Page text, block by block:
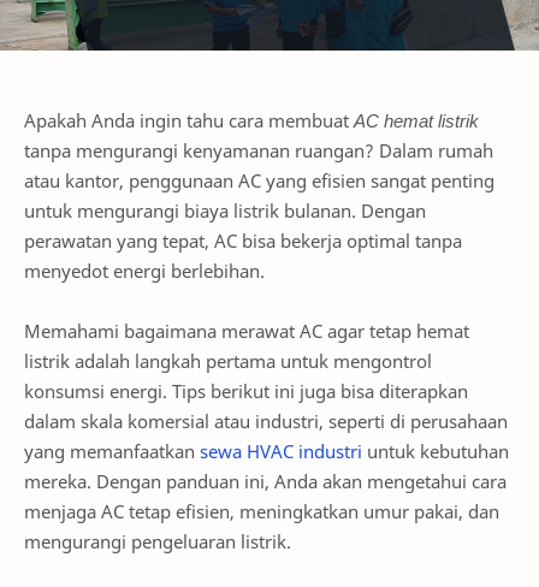
Apakah Anda ingin tahu cara membuat AC hemat listrik
tanpa mengurangi kenyamanan ruangan? Dalam rumah
atau kantor, penggunaan AC yang efisien sangat penting
untuk mengurangi biaya listrik bulanan. Dengan
perawatan yang tepat, AC bisa bekerja optimal tanpa
menyedot energi berlebihan.
Memahami bagaimana merawat AC agar tetap hemat
listrik adalah langkah pertama untuk mengontrol
konsumsi energi. Tips berikut ini juga bisa diterapkan
dalam skala komersial atau industri, seperti di perusahaan
yang memanfaatkan sewa HVAC industri untuk kebutuhan
mereka. Dengan panduan ini, Anda akan mengetahui cara
menjaga AC tetap efisien, meningkatkan umur pakai, dan
mengurangi pengeluaran listrik.